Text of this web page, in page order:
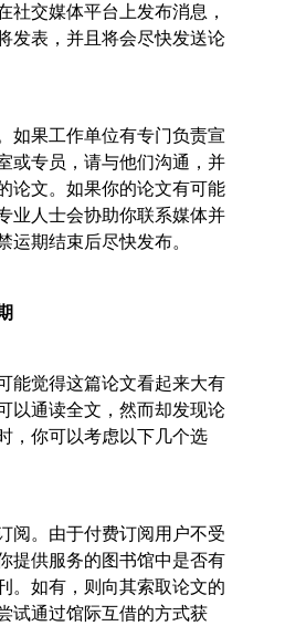
社交媒体平台上发布消息，
发表，并且将会尽快发送论
如果工作单位有专门负责宣
或专员，请与他们沟通，并
论文。如果你的论文有可能
业人士会协助你联系媒体并
期结束后尽快发布。
能觉得这篇论文看起来大有
以通读全文，然而却发现论
，你可以考虑以下几个选
阅。由于付费订阅用户不受
提供服务的图书馆中是否有
。如有，则向其索取论文的
试通过馆际互借的方式获